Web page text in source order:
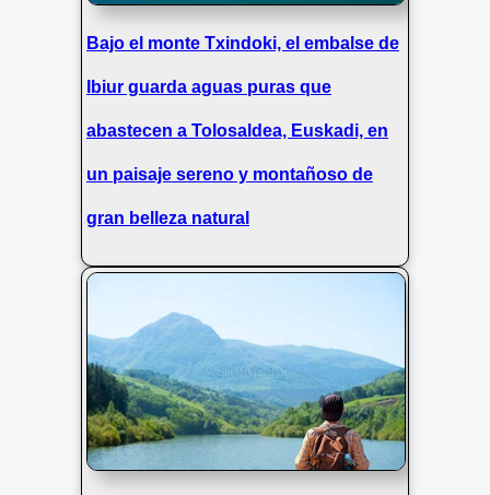
Bajo el monte Txindoki, el embalse de
Ibiur guarda aguas puras que
abastecen a Tolosaldea, Euskadi, en
un paisaje sereno y montañoso de
gran belleza natural